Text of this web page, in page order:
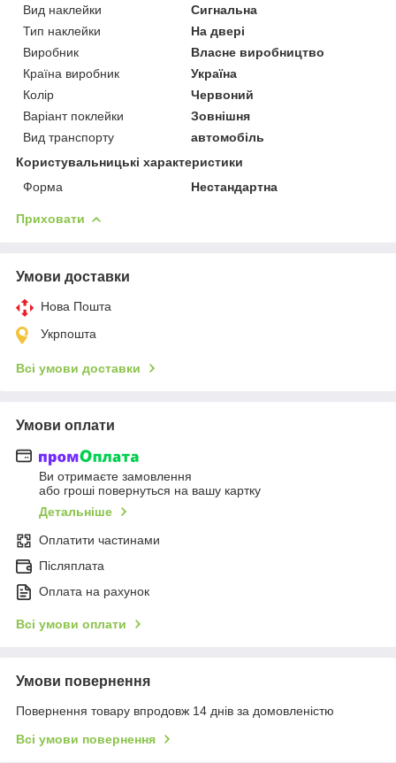
Вид наклейки
Сигнальна
Тип наклейки
На двері
Виробник
Власне виробництво
Країна виробник
Україна
Колір
Червоний
Варіант поклейки
Зовнішня
Вид транспорту
автомобіль
Користувальницькі характеристики
Форма
Нестандартна
Приховати
Умови доставки
Нова Пошта
Укрпошта
Всі умови доставки
Умови оплати
Ви отримаєте замовлення
або гроші повернуться на вашу картку
Детальніше
Оплатити частинами
Післяплата
Оплата на рахунок
Всі умови оплати
Умови повернення
Повернення товару впродовж 14 днів за домовленістю
Всі умови повернення